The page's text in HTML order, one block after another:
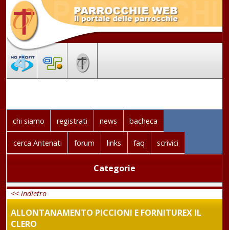
chi siamo registrati news bacheca
cerca Antenati forum links faq scrivici
Categorie
<< indietro
ALLONTANAMENTO PICCIONI E FORNITUREX IL
CLERO